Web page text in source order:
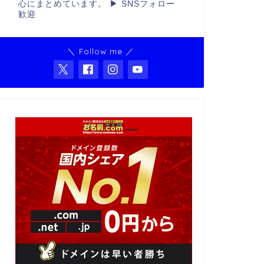
心にまとめています。 ▶ SNSフォロー
歓迎
＼ Follow me ／